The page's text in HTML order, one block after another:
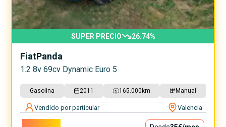
SUPER PRECIO 26.74%
FiatPanda
1.2 8v 69cv Dynamic Euro 5
Gasolina 2011 165.000 km Manual
Vendido por particular Valencia